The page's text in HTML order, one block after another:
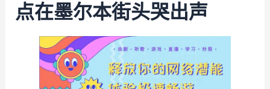
点在墨尔本街头哭出声